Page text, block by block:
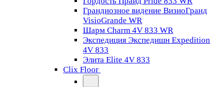
Грандиозное видение ВизиоГранд
VisioGrande WR
Шарм Charm 4V 833 WR
Экспедиция Экспедишн Expedition
4V 833
Элита Elite 4V 833
Clix Floor